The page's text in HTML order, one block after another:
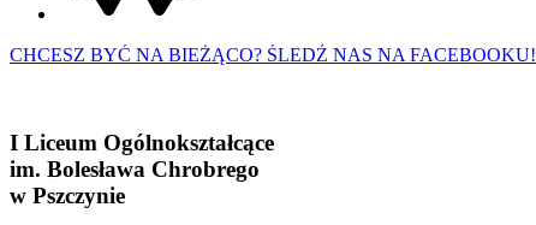
CHCESZ BYĆ NA BIEŻĄCO? ŚLEDŹ NAS NA FACEBOOKU!
I Liceum Ogólnokształcące
im. Bolesława Chrobrego
w Pszczynie